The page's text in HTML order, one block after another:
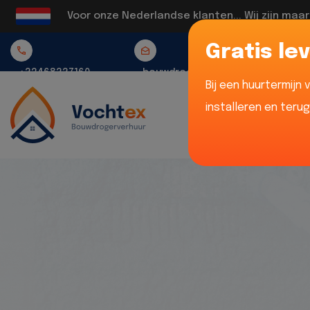
Voor onze Nederlandse klanten... Wij zijn
+32468337160 bouwdrogerverhuur@vochtex.be
Gratis
Bij een huurtermijn
installeren en